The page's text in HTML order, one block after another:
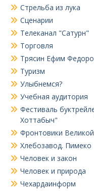
Стрельба из лука
Сценарии
Телеканал "Сатурн"
Торговля
Трясин Ефим
Туризм
Улыбнемся?
Учебная аудитория
Фестиваль
Хоттабыч"
Фронтовики
Хлебозавод. Пимеко
Человек и закон
Человек и природа
Чехардаинформ